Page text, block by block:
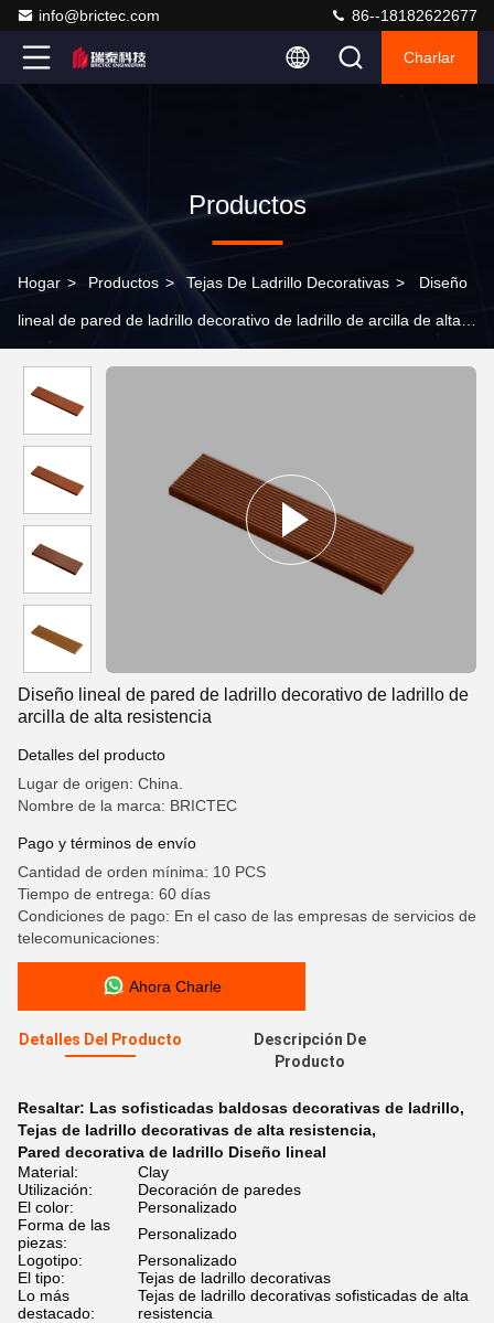
info@brictec.com 86--18182622677
Charlar
Productos
Hogar > Productos > Tejas De Ladrillo Decorativas > Diseño
lineal de pared de ladrillo decorativo de ladrillo de arcilla de alta
Diseño lineal de pared de ladrillo decorativo de ladrillo de
arcilla de alta resistencia
Detalles del producto
Lugar de origen: China.
Nombre de la marca: BRICTEC
Pago y términos de envío
Cantidad de orden mínima: 10 PCS
Tiempo de entrega: 60 días
Condiciones de pago: En el caso de las empresas de servicios de
telecomunicaciones:
Ahora Charle
Detalles Del Producto
Descripción De
Producto
Resaltar: Las sofisticadas baldosas decorativas de ladrillo,
Tejas de ladrillo decorativas de alta resistencia,
Pared decorativa de ladrillo Diseño lineal
Material:
Clay
Utilización:
Decoración de paredes
El color:
Personalizado
Forma de las
piezas:
Personalizado
Logotipo:
Personalizado
El tipo:
Tejas de ladrillo decorativas
Lo más
destacado:
Tejas de ladrillo decorativas sofisticadas de alta
resistencia